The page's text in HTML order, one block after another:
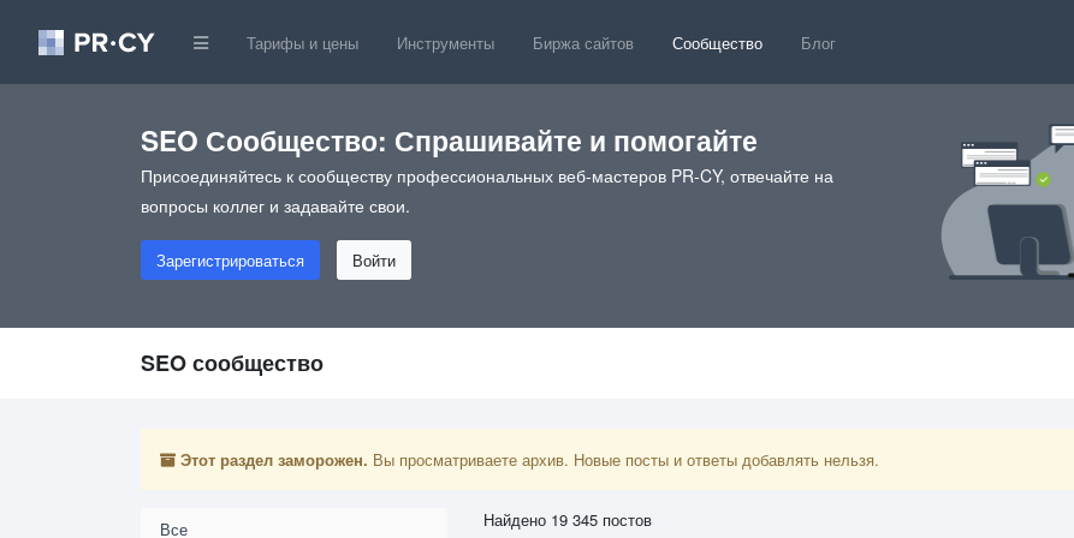
Тарифы и цены Инструменты Биржа сайтов Сообщество Блог
SEO Сообщество: Спрашивайте и помогайте
Присоединяйтесь к сообществу профессиональных веб-мастеров PR-CY, отвечайте на
вопросы коллег и задавайте свои.
Зарегистрироваться Войти
SEO сообщество
Этот раздел заморожен. Вы просматриваете архив. Новые посты и ответы добавлять нельзя.
Все Найдено 19 345 постов